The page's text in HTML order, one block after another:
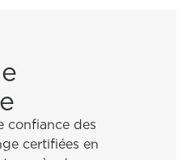
modèle et mon
confiance des
certifiées en